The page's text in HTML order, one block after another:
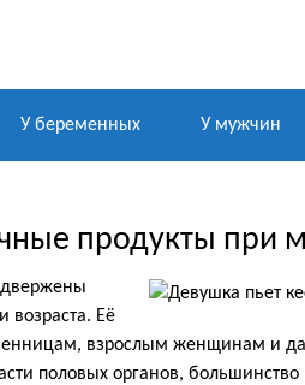
У беременных У мужчин
продукты при
возраста. Её
взрослым женщинам и
половых органов,